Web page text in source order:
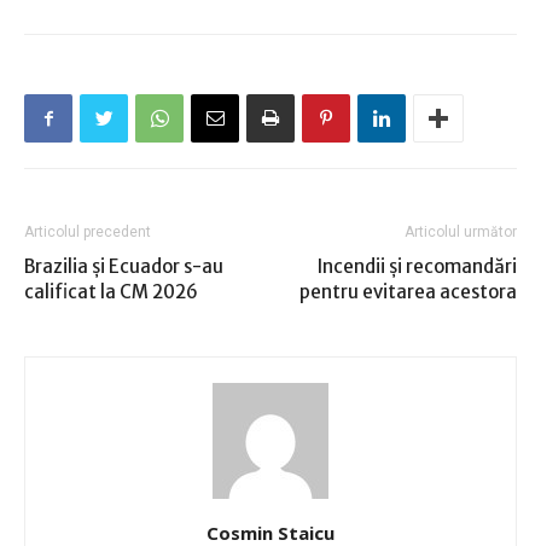
Articolul precedent
Brazilia şi Ecuador s-au
calificat la CM 2026
Articolul următor
Incendii şi recomandări
pentru evitarea acestora
Cosmin Staicu